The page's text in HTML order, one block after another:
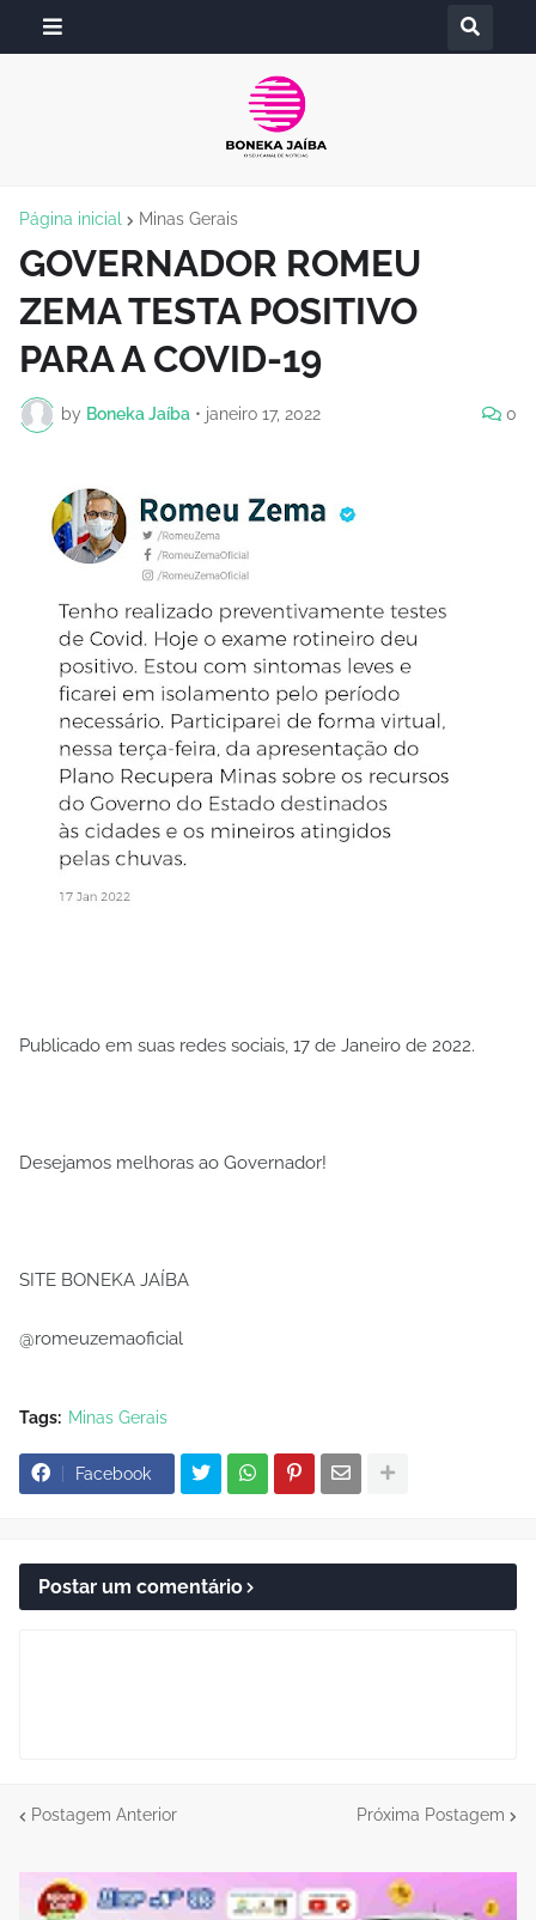
Página inicial Minas Gerais
GOVERNADOR ROMEU
ZEMA TESTA POSITIVO
PARA A COVID-19
by Boneka Jaíba • janeiro 17, 2022 0
Publicado em suas redes sociais, 17 de Janeiro de 2022.
Desejamos melhoras ao Governador!
SITE BONEKA JAÍBA
@romeuzemaoficial
Tags: Minas Gerais
Facebook
Postar um comentário
Postagem Anterior Próxima Postagem